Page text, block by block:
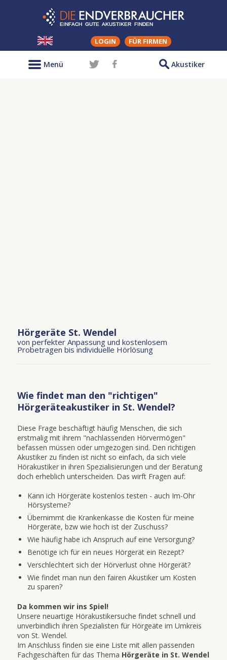
LOGIN FÜR FIRMEN
Akustiker
Menü
Hörgeräte St. Wendel
von perfekter Anpassung und kostenlosem
Probetragen bis individuelle Hörlösung
Wie findet man den "richtigen"
Hörgeräteakustiker in St. Wendel?
Diese Frage beschäftigt häufig Menschen, die sich
erstmalig mit ihrem "nachlassenden Hörvermögen"
befassen müssen oder umgezogen sind. Den richtigen
Akustiker zu finden ist nicht so einfach, da sich viele
Hörakustiker in ihren Spezialisierungen und der Beratung
doch erheblich unterscheiden. Das wirft Fragen auf:
Kann ich Hörgeräte kostenlos testen - auch Im-Ohr
Hörsysteme?
Übernimmt die Krankenkasse die Kosten für meine
Hörgeräte, bzw wie hoch ist der Zuschuss?
Wie häufig habe ich Anspruch auf eine Versorgung?
Benötige ich für ein neues Hörgerät ein Rezept?
Verschlechtert sich der Hörverlust ohne Hörgerät?
Wie findet man nun den fairen Akustiker um Kosten
zu sparen?
Da kommen wir ins Spiel!
Unsere neuartige Hörakustikersuche findet schnell und
unverbindlich ihren Spezialisten für Hörgeäte im Umkreis
von St. Wendel.
Im Anschluss finden sie eine Liste mit allen passenden
Fachgeschäften für das Thema Hörgeräte in St. Wendel